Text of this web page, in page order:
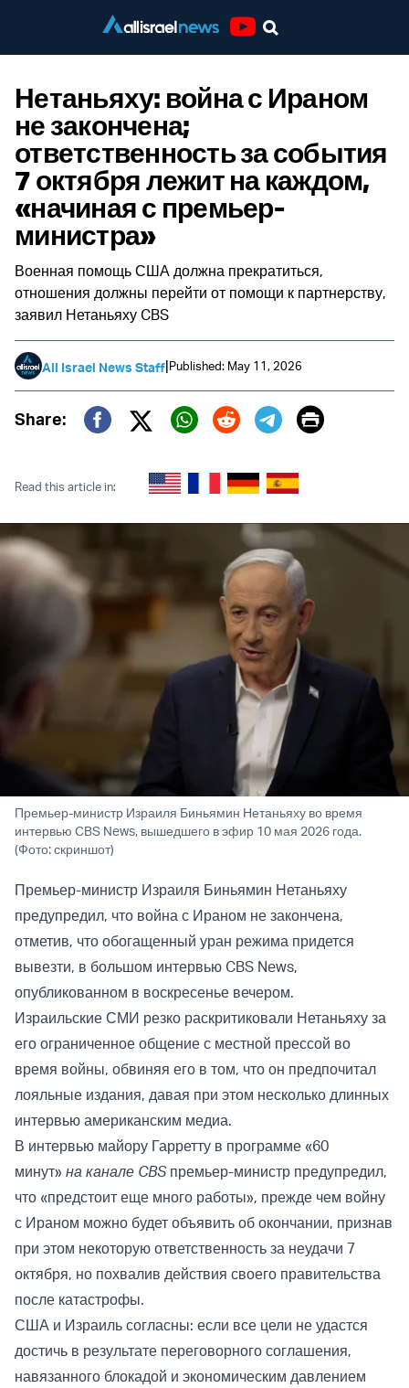
Нетаньяху: война с Ираном
не закончена;
ответственность за события
7 октября лежит на каждом,
«начиная с премьер-
министра»
Военная помощь США должна прекратиться,
отношения должны перейти от помощи к партнерству,
заявил Нетаньяху CBS
All Israel News Staff|Published: May 11, 2026
Share:
Twitter (X)
Print
Read this article in:
Премьер-министр Израиля Биньямин Нетаньяху во время
интервью CBS News, вышедшего в эфир 10 мая 2026 года.
(Фото: скриншот)
Премьер-министр Израиля Биньямин Нетаньяху
предупредил, что война с Ираном не закончена,
отметив, что обогащенный уран режима придется
вывезти, в большом интервью CBS News,
опубликованном в воскресенье вечером.
Израильские СМИ резко раскритиковали Нетаньяху за
его ограниченное общение с местной прессой во
время войны, обвиняя его в том, что он предпочитал
лояльные издания, давая при этом несколько длинных
интервью американским медиа.
В интервью майору Гарретту в программе «60
минут» на канале CBSпремьер-министр предупредил,
что «предстоит еще много работы», прежде чем войну
с Ираном можно будет объявить об окончании, признав
при этом некоторую ответственность за неудачи 7
октября, но похвалив действия своего правительства
после катастрофы.
США и Израиль согласны: если все цели не удастся
достичь в результате переговорного соглашения,
навязанного блокадой и экономическим давлением